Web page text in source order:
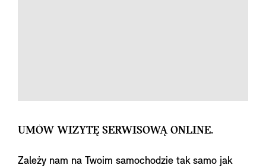
UMÓW WIZYTĘ SERWISOWĄ ONLINE.
Zależy nam na Twoim samochodzie tak samo jak